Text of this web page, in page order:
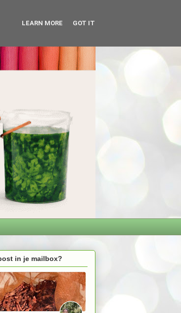
in je mailbox?
LEARN MORE GOT IT